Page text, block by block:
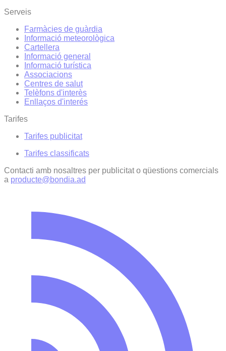
Serveis
Farmàcies de guàrdia
Informació meteorològica
Cartellera
Informació general
Informació turística
Associacions
Centres de salut
Telèfons d'interès
Enllaços d'interés
Tarifes
Tarifes publicitat
Tarifes classificats
Contacti amb nosaltres per publicitat o qüestions comercials
a producte@bondia.ad